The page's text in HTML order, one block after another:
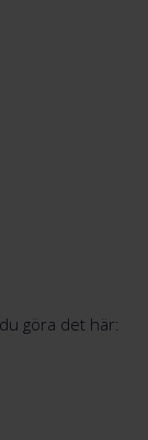
göra det här: